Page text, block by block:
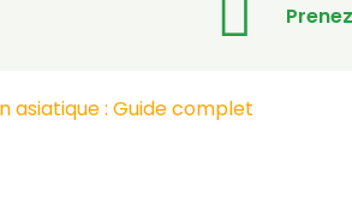
asiatique : Guide complet